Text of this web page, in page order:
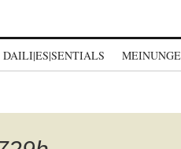
DAILI|ES|SENTIALS